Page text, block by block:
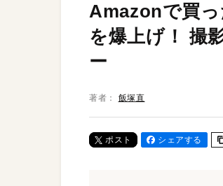
Amazonで買
を爆上げ！ 撮
ー
著者： 飯塚直
ポスト シェアする